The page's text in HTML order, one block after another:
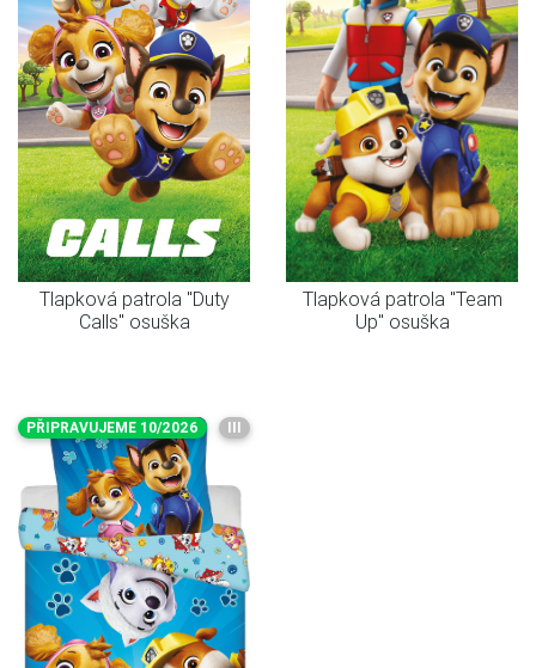
Tlapková patrola "Duty
Calls" osuška
Tlapková patrola "Team
Up" osuška
PŘIPRAVUJEME 10/2026 III